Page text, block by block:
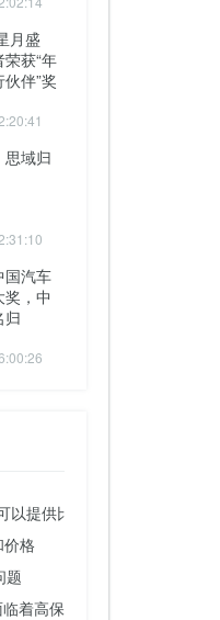
月盛
获“年
伴”奖
思域归
国汽车
，中
归
提供比毒蛇更大的动力
价格
题
着高保保险费的风险